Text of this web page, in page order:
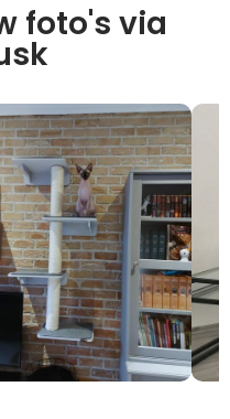
foto's via